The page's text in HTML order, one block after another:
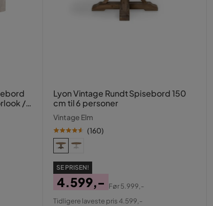
/
Lyon Vintage Rundt Spisebord 150
cm til 6 personer
Vintage Elm
(160)
SE PRISEN!
Pris
4.599,-
Original
Før5.999,-
Tidligere laveste pris 4.599,-